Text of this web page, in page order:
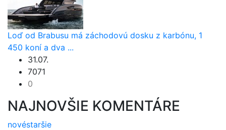
Loď od Brabusu má záchodovú dosku z karbónu, 1
450 koní a dva ...
31.07.
7071
0
NAJNOVŠIE KOMENTÁRE
novéstaršie